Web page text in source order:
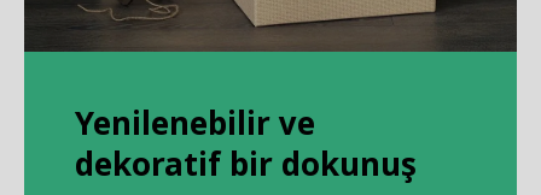
Yenilenebilir ve
dekoratif bir dokunuş